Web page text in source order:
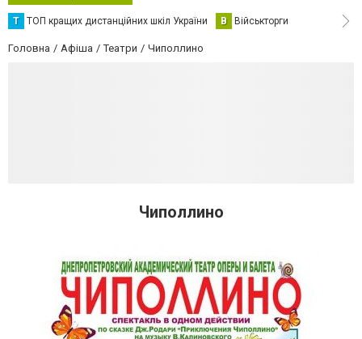
Т ТОП кращих дистанційних шкіл України В Військторги
Головна Афіша Театри Чиполлино
Чиполлино